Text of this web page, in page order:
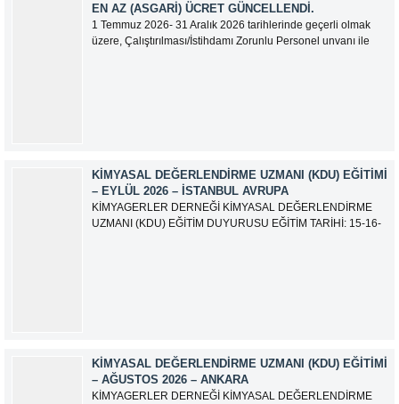
EN AZ (ASGARI) ÜCRET GÜNCELLENDI.
1 Temmuz 2026- 31 Aralık 2026 tarihlerinde geçerli olmak
üzere, Çalıştırılması/İstihdamı Zorunlu Personel unvanı ile
KIMYASAL DEĞERLENDIRME UZMANI (KDU) EĞITIMI
– EYLÜL 2026 – İSTANBUL AVRUPA
KİMYAGERLER DERNEĞİ KİMYASAL DEĞERLENDİRME
UZMANI (KDU) EĞİTİM DUYURUSU EĞİTİM TARİHİ: 15-16-
KIMYASAL DEĞERLENDIRME UZMANI (KDU) EĞITIMI
– AĞUSTOS 2026 – ANKARA
KİMYAGERLER DERNEĞİ KİMYASAL DEĞERLENDİRME